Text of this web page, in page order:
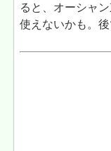
ると、オーシャ
使えないかも。